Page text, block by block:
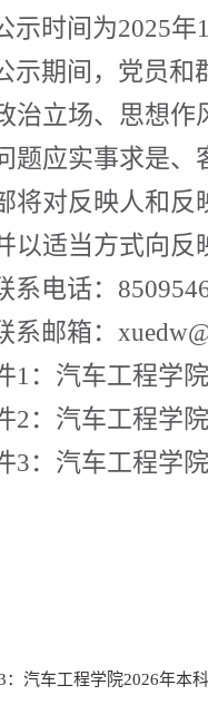
示时间为2025年
示期间，党员和
治立场、思想作
题应实事求是、
将对反映人和反
以适当方式向反
系电话：
系邮箱：
1：汽车工程学
2：汽车工程学
3：汽车工程学
：汽车工程学院2026年本